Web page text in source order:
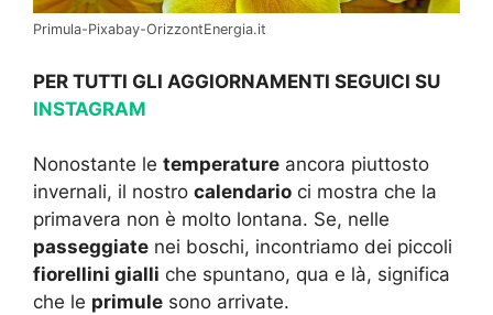
Primula-Pixabay-OrizzontEnergia.it
PER TUTTI GLI AGGIORNAMENTI SEGUICI SU
INSTAGRAM
Nonostante le temperature ancora piuttosto
invernali, il nostro calendario ci mostra che la
primavera non è molto lontana. Se, nelle
passeggiate nei boschi, incontriamo dei piccoli
fiorellini gialli che spuntano, qua e là, significa
che le primule sono arrivate.